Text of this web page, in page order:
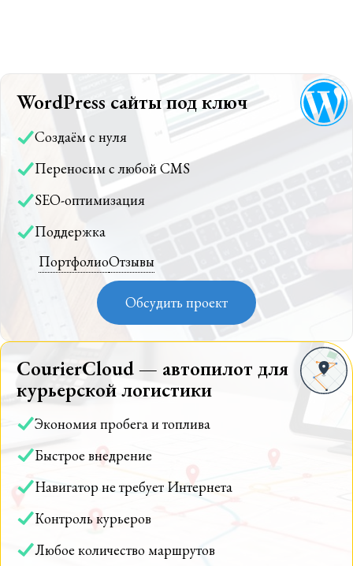
WordPress сайты под ключ
Создаём с нуля
Переносим с любой CMS
SEO-оптимизация
Поддержка
ПортфолиоОтзывы
Обсудить проект
CourierCloud — автопилот для
курьерской логистики
Экономия пробега и топлива
Быстрое внедрение
Навигатор не требует Интернета
Контроль курьеров
Любое количество маршрутов